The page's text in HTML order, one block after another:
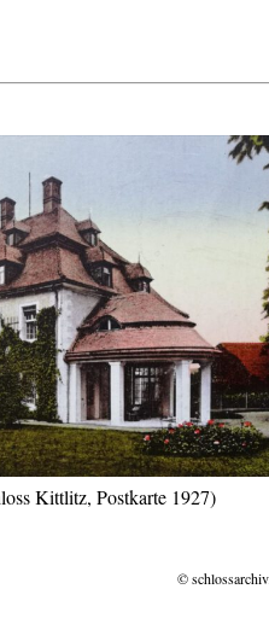
Kittlitz, Postkarte 1927)
©